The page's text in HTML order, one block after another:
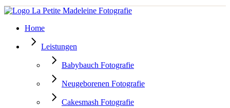
Home
Leistungen
Babybauch Fotografie
Neugeborenen Fotografie
Cakesmash Fotografie